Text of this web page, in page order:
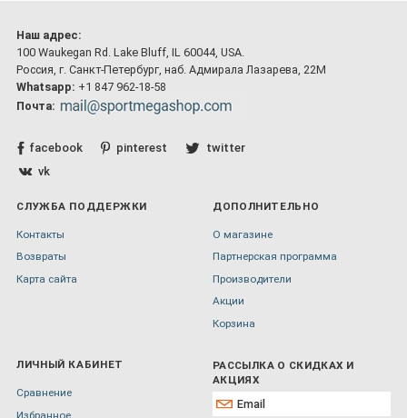
Наш адрес:
100 Waukegan Rd. Lake Bluff, IL 60044, USA.
Россия, г. Санкт-Петербург, наб. Адмирала Лазарева, 22М
Whatsapp: +1 847 962-18-58
Почта:
facebook pinterest
twitter
vk
СЛУЖБА ПОДДЕРЖКИ
Контакты
Возвраты
Карта сайта
ДОПОЛНИТЕЛЬНО
О магазине
Партнерская программа
Производители
Акции
Корзина
ЛИЧНЫЙ КАБИНЕТ
Сравнение
Избранное
РАССЫЛКА О СКИДКАХ И
АКЦИЯХ